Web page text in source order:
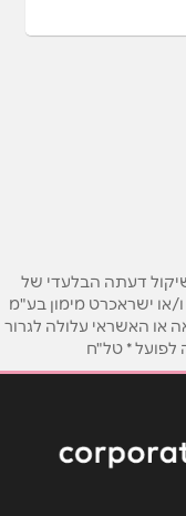
דעתה הבלעדי של
או ישראכרט מימון בע"מ
או האשראי עלולה לגרור
לפועל * טל"ח